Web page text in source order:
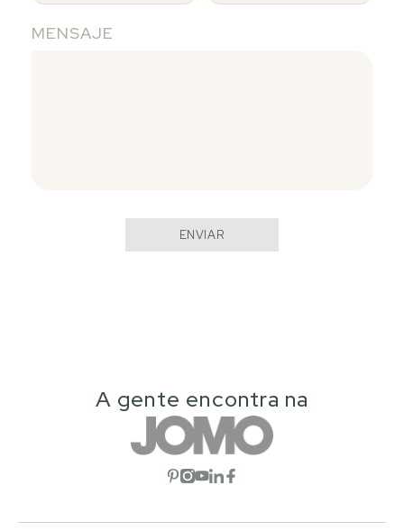
MENSAJE
ENVIAR
A gente encontra na
Abrir red social
Abrir red social
Abrir red social
Abrir red social
Abrir red social